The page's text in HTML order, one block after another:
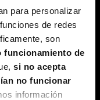
para personalizar
de redes
son
funcionamiento de
si no acepta
no funcionar
información